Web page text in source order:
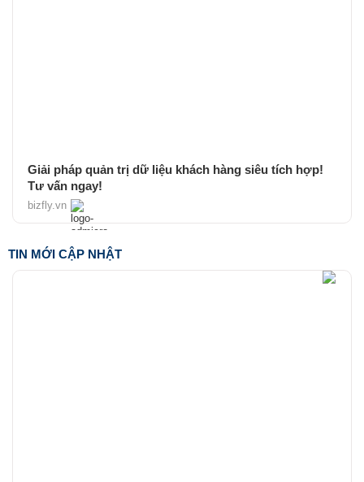
Giải pháp quản trị dữ liệu khách hàng siêu tích hợp!
Tư vấn ngay!
bizfly.vn
TIN MỚI CẬP NHẬT